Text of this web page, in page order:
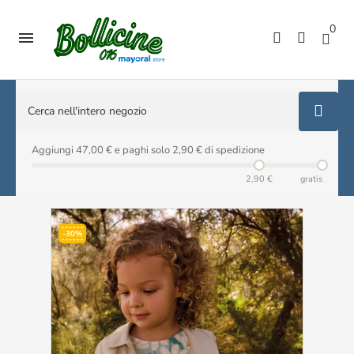
 0
Aggiungi 47,00 € e paghi solo 2,90 € di spedizione
2,90 € gratis
-30%